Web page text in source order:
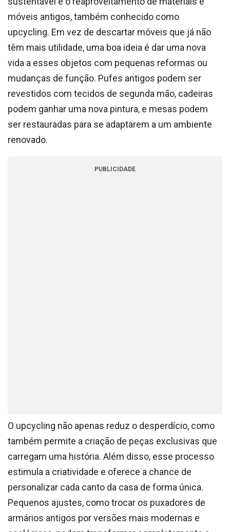
móveis antigos, também conhecido como
upcycling. Em vez de descartar móveis que já não
têm mais utilidade, uma boa ideia é dar uma nova
vida a esses objetos com pequenas reformas ou
mudanças de função. Pufes antigos podem ser
revestidos com tecidos de segunda mão, cadeiras
podem ganhar uma nova pintura, e mesas podem
ser restauradas para se adaptarem a um ambiente
renovado.
PUBLICIDADE
O upcycling não apenas reduz o desperdício, como
também permite a criação de peças exclusivas que
carregam uma história. Além disso, esse processo
estimula a criatividade e oferece a chance de
personalizar cada canto da casa de forma única.
Pequenos ajustes, como trocar os puxadores de
armários antigos por versões mais modernas e